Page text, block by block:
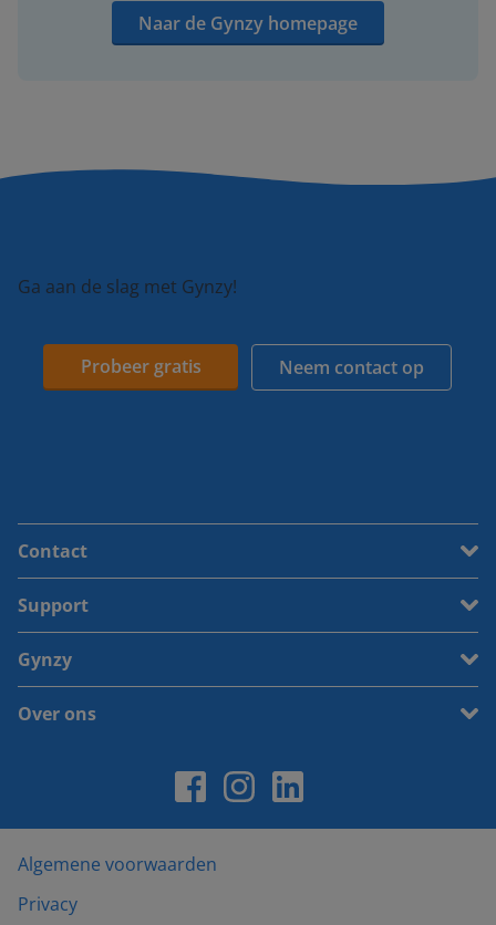
Naar de Gynzy homepage
Ga aan de slag met Gynzy!
Probeer gratis Neem contact op
Contact
Support
Gynzy
Over ons
Algemene voorwaarden
Privacy